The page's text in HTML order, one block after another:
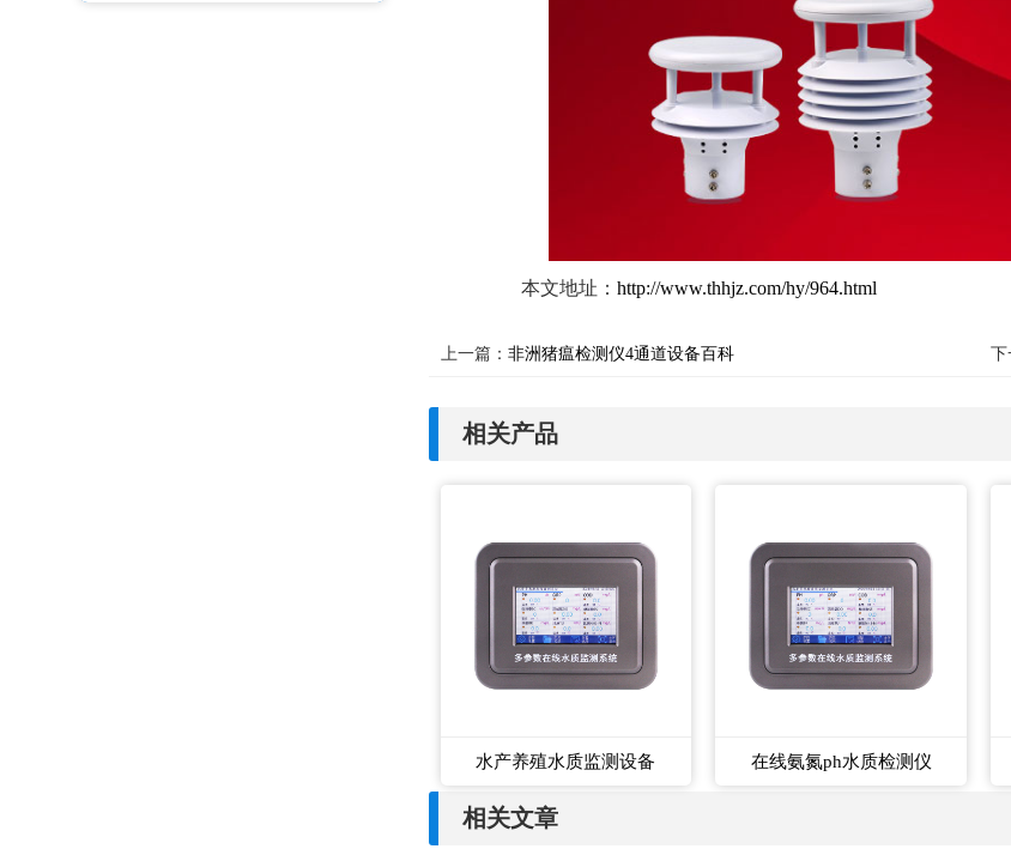
本文地址：http://www.thhjz.com/hy/964.html
上一篇： 非洲猪瘟检测仪4通道设备百科 下
相关产品
水产养殖水质监测设备 在线氨氮ph水质检测仪
相关文章